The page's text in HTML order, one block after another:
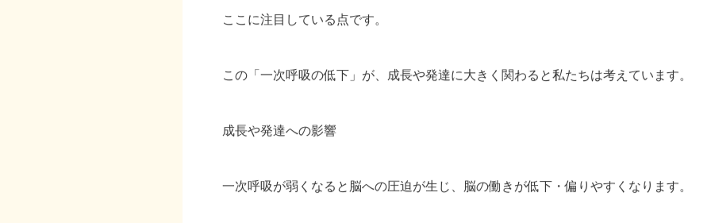
ここに注目している点です。
この「一次呼吸の低下」が、成長や発達に大きく関わると私たちは考えています。
成長や発達への影響
一次呼吸が弱くなると脳への圧迫が生じ、脳の働きが低下・偏りやすくなります。